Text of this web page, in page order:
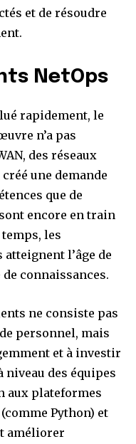
et de résoudre
NetOps
rapidement, le
n’a pas
des réseaux
une demande
que de
encore en train
les
l’âge de
connaissances.
ne consiste pas
personnel, mais
et à investir
niveau des équipes
aux plateformes
Python) et
améliorer